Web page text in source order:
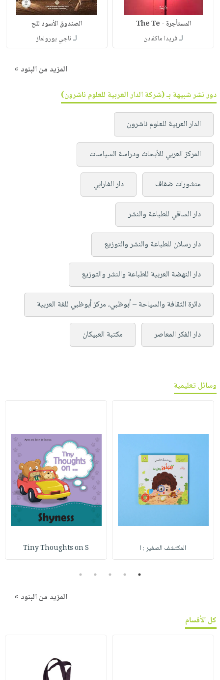
المستأجرة - The Te
لـفريدا ماكفادن
الصندوق الأسود للح
لـ ناجي يورولماز
المزيد من البنود »
دور نشر شبيهة بـ (شركة الدار العربية للعلوم ناشرون)
الدار العربية للعلوم ناشرون
المركز العربي للأبحاث ودراسة السياسات
منشورات ضفاف دار الفارابي
دار الساقي للطباعة والنشر
دار رسلان للطباعة والنشر والتوزيع
دار النهضة العربية للطباعة والنشر والتوزيع
دائرة الثقافة والسياحة – أبوظبي، مركز أبوظبي للغة العربية
دار الفكر المعاصر مكتبة العبيكان
وسائل تعليمية
المكتشف الصغير : ا Tiny Thoughts on S
1
2
3
4
5
المزيد من البنود »
كل الأقسام